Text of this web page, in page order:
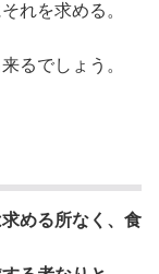
れを求める。
るでしょう。
める所なく、食